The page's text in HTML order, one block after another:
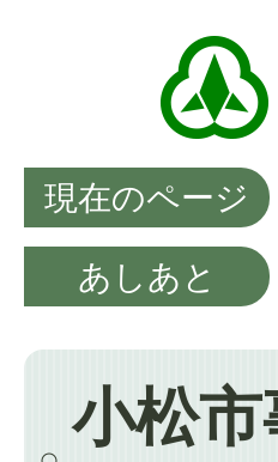
現在のページ
あしあと
小松